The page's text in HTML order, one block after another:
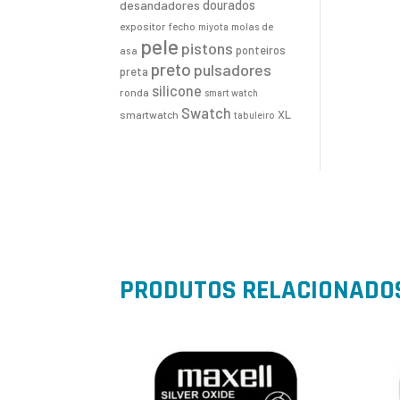
desandadores dourados
expositor fecho miyota molas de
asa pele pistons ponteiros
preta preto pulsadores
ronda silicone smart watch
smartwatch Swatch tabuleiro XL
PRODUTOS